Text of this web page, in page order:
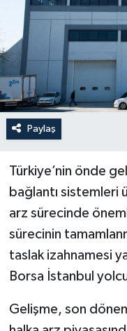
Paylaş
Türkiye’nin önde
bağlantı sistemleri
arz sürecinde
sürecinin
taslak izahnamesi
Borsa İstanbul
Gelişme, son